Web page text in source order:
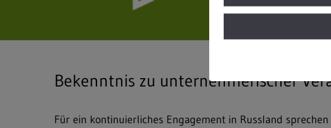
Bekenntnis zu unternehmerischer
Für ein kontinuierliches Engagement in Russland